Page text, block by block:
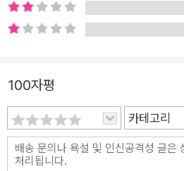
이 특별한 것을 만들어 내는 순간이라고 할
해, 일상을 따뜻하게 바라보는 눈을
고 꿈을 이루기 위해 지금 어떤 노력
무엇을 더 발전시킬 수 있을지, 여러
지금 이 순간이 바로 꿈을 위한 첫걸음
100자평
카테고리